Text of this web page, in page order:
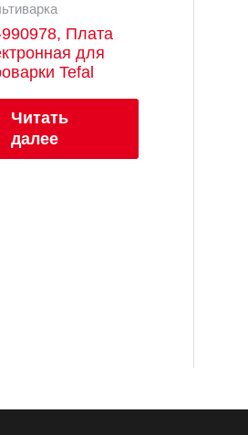
Плата
для
Tefal
Читать
далее